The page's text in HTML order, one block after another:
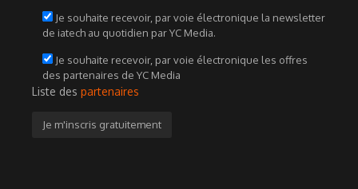
Je souhaite recevoir, par voie électronique la newsletter
de iatech au quotidien par YC Media.
Je souhaite recevoir, par voie électronique les offres
des partenaires de YC Media
Liste des partenaires